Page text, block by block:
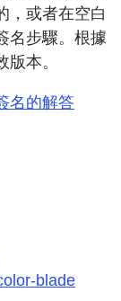
，或者在空白
名步驟。根據
本。
名的解答
blade